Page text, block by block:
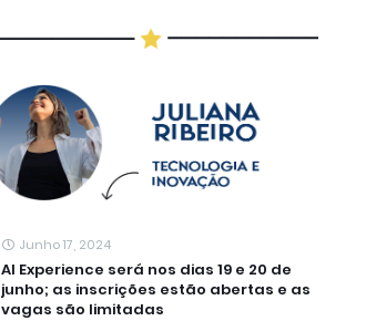
Junho 17, 2024
AI Experience será nos dias 19 e 20 de
junho; as inscrições estão abertas e as
vagas são limitadas